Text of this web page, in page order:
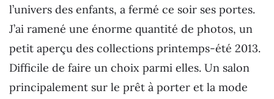
l’univers des enfants, a fermé ce soir ses portes.
J’ai ramené une énorme quantité de photos, un
petit aperçu des collections printemps-été 2013.
Difficile de faire un choix parmi elles. Un salon
principalement sur le prêt à porter et la mode